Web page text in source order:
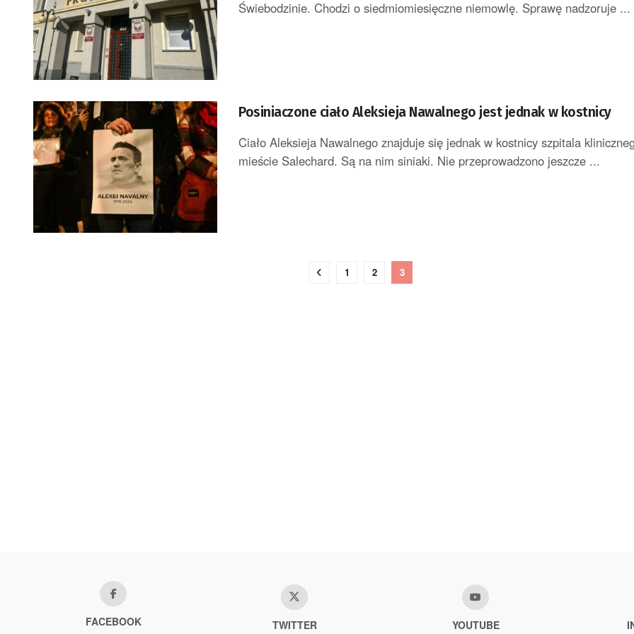
Świebodzinie. Chodzi o siedmiomiesięczne niemowlę. Sprawę nadzoruje ...
Posiniaczone ciało Aleksieja Nawalnego jest jednak w kostnicy
Ciało Aleksieja Nawalnego znajduje się jednak w kostnicy szpitala
mieście Salechard. Są na nim siniaki. Nie przeprowadzono jeszcze ...
1 2 3
FACEBOOK TWITTER YOUTUBE